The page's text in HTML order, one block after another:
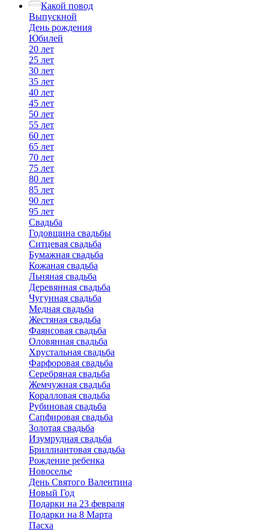
Какой повод
Выпускной
День рождения
Юбилей
20 лет
25 лет
30 лет
35 лет
40 лет
45 лет
50 лет
55 лет
60 лет
65 лет
70 лет
75 лет
80 лет
85 лет
90 лет
95 лет
Свадьба
Годовщина свадьбы
Ситцевая свадьба
Бумажная свадьба
Кожаная свадьба
Льняная свадьба
Деревянная свадьба
Чугунная свадьба
Медная свадьба
Жестяная свадьба
Фаянсовая свадьба
Оловянная свадьба
Хрустальная свадьба
Фарфоровая свадьба
Серебряная свадьба
Жемчужная свадьба
Коралловая свадьба
Рубиновая свадьба
Сапфировая свадьба
Золотая свадьба
Изумрудная свадьба
Бриллиантовая свадьба
Рождение ребенка
Новоселье
День Святого Валентина
Новый Год
Подарки на 23 февраля
Подарки на 8 Марта
Пасха